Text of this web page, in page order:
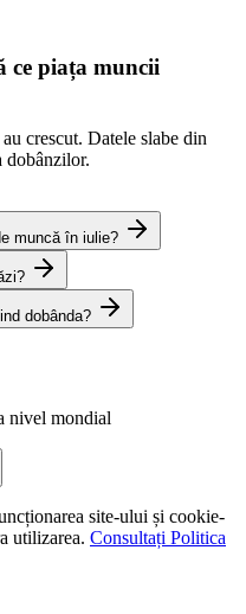
ce piața muncii
au crescut. Datele slabe din
dobânzilor.
muncă în iulie?
dobânda?
nivel mondial
site-ului și cookie-
utilizarea. Consultați Politica